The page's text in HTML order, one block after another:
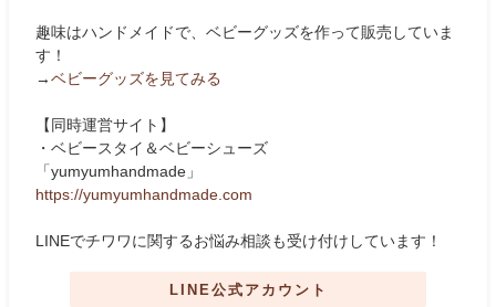
趣味はハンドメイドで、ベビーグッズを作って販売していま
す！
→ベビーグッズを見てみる
【同時運営サイト】
・ベビースタイ＆ベビーシューズ
「yumyumhandmade」
https://yumyumhandmade.com
LINEでチワワに関するお悩み相談も受け付けしています！
LINE公式アカウント